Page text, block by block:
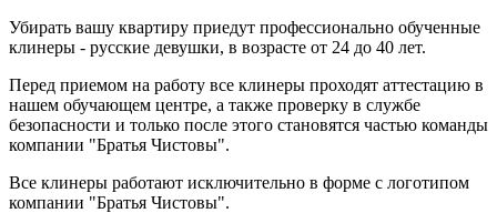
Убирать вашу квартиру приедут профессионально обученные
клинеры - русские девушки, в возрасте от 24 до 40 лет.
Перед приемом на работу все клинеры проходят аттестацию в
нашем обучающем центре, а также проверку в службе
безопасности и только после этого становятся частью команды
компании "Братья Чистовы".
Все клинеры работают исключительно в форме с логотипом
компании "Братья Чистовы".